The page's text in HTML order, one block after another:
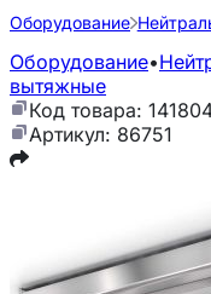
Оборудование
Оборудование•
вытяжные
Код товара:
Артикул: 86751